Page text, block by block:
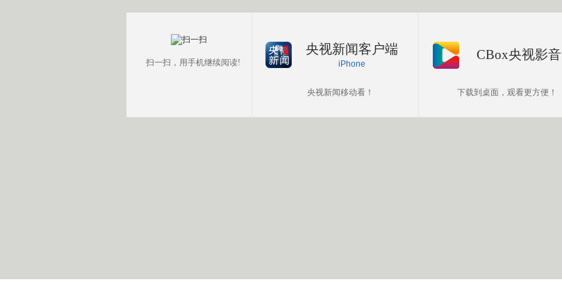
扫一扫，用手机继续阅读!
央视新闻客户端
iPhone
央视新闻移动看！
CBox央视影音
下载到桌面，观看更方便！